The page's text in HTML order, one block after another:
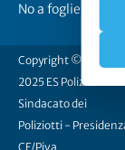
No a foglie di fico
Copyright © 2011-
2025 ES Polizia - Il
Sindacato dei
Poliziotti -
CF/Piva